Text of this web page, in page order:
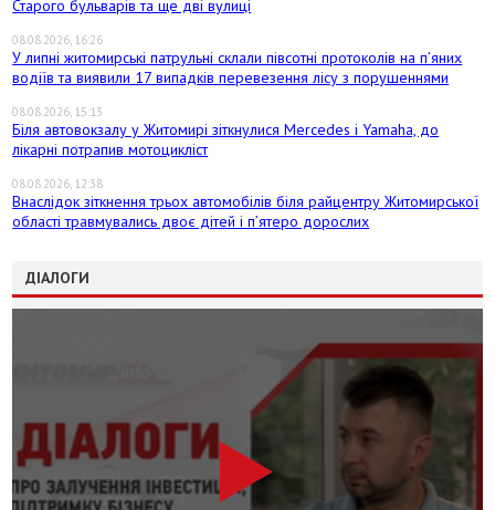
Старого бульварів та ще дві вулиці
08.08.2026, 16:26
У липні житомирські патрульні склали півсотні протоколів на пʼяних
водіїв та виявили 17 випадків перевезення лісу з порушеннями
08.08.2026, 15:13
Біля автовокзалу у Житомирі зіткнулися Mercedes і Yamaha, до
лікарні потрапив мотоцикліст
08.08.2026, 12:38
Внаслідок зіткнення трьох автомобілів біля райцентру Житомирської
області травмувались двоє дітей і пʼятеро дорослих
ДІАЛОГИ